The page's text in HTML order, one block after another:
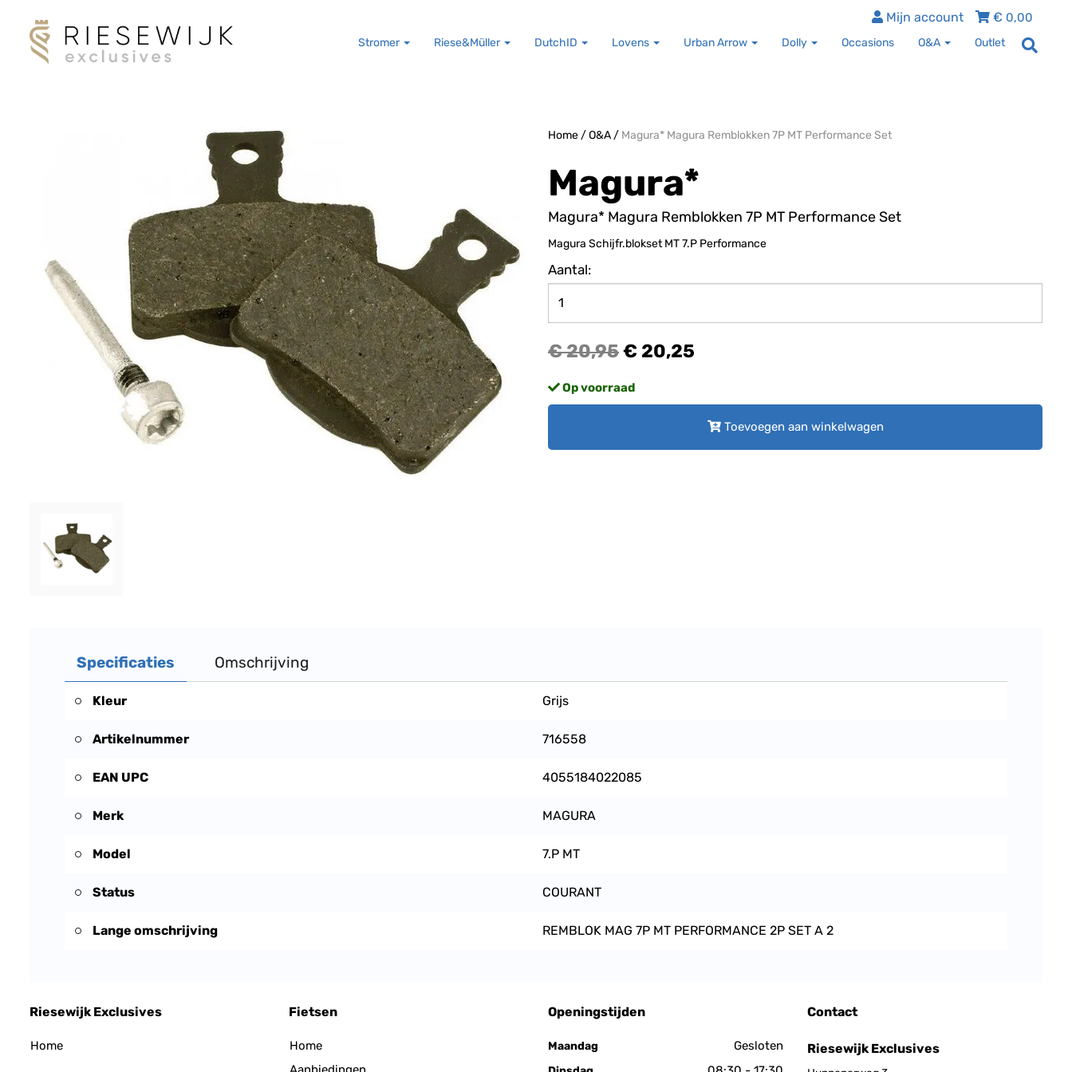
€ 0,00
Mijn account
Stromer Riese&Müller DutchID Lovens Urban Arrow Dolly Occasions O&A Outlet
Home/O&A/ Magura* Magura Remblokken 7P MT Performance Set
Magura*
Magura* Magura Remblokken 7P MT Performance Set
Magura Schijfr.blokset MT 7.P Performance
Aantal:
€ 20,95€ 20,25
Op voorraad
Toevoegen aan winkelwagen
Specificaties Omschrijving
Kleur Grijs
Artikelnummer 716558
EAN UPC 4055184022085
Merk MAGURA
Model 7.P MT
Status COURANT
Lange omschrijving REMBLOK MAG 7P MT PERFORMANCE 2P SET A 2
Riesewijk Exclusives
Home
Fietsen
Home
Openingstijden
Maandag Gesloten
Contact
Riesewijk Exclusives